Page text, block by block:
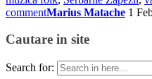
commentMarius Matache 1
Cautare in site
Search for: